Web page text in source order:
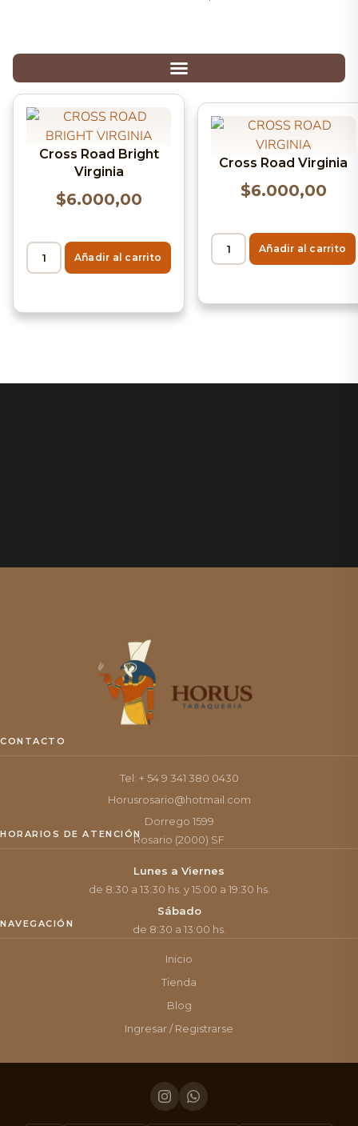
Cross Road Bright
Virginia
$6.000,00
Añadir al carrito
Cross Road Virginia
$6.000,00
Añadir al carrito
CONTACTO
Tel: + 54 9 341 380 0430
Horusrosario@hotmail.com
Dorrego 1599
Rosario (2000) SF
HORARIOS DE ATENCIÓN
Lunes a Viernes
de 8:30 a 13:30 hs. y 15:00 a 19:30 hs.
Sábado
de 8:30 a 13:00 hs.
NAVEGACIÓN
Inicio
Tienda
Blog
Ingresar / Registrarse